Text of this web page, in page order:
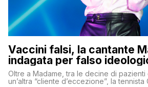
Vaccini falsi, la cantante
indagata per falso
Oltre a Madame, tra le decine di pazienti
un’altra “cliente d’eccezione”, la tennista